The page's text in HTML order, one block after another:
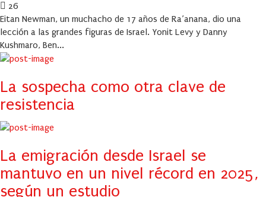
26
Eitan Newman, un muchacho de 17 años de Ra’anana, dio una
lección a las grandes figuras de Israel. Yonit Levy y Danny
Kushmaro, Ben...
La sospecha como otra clave de
resistencia
La emigración desde Israel se
mantuvo en un nivel récord en 2025,
según un estudio